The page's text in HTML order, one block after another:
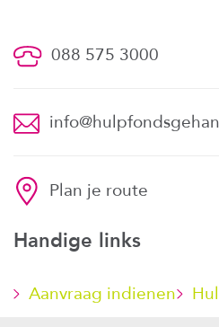
088 575 3000
Plan je route
Handige links
Aanvraag indienen